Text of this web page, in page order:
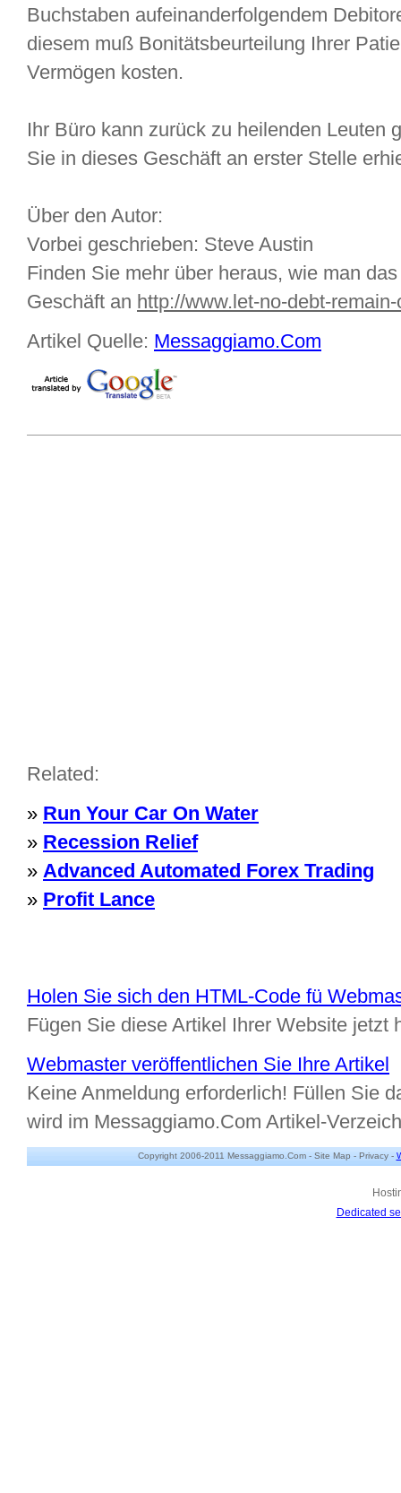
Buchstaben aufeinanderfolgendem
diesem muß Bonitätsbeurteilung Ihrer
Vermögen kosten.
Ihr Büro kann zurück zu heilenden Leuten
Sie in dieses Geschäft an erster Stelle
Über den Autor:
Vorbei geschrieben: Steve Austin
Finden Sie mehr über heraus, wie man
Geschäft an http://www.let-no-debt-
Artikel Quelle: Messaggiamo.Com
Related:
» Run Your Car On Water
» Recession Relief
» Advanced Automated Forex Trading
» Profit Lance
Holen Sie sich den HTML-Code fü
Fügen Sie diese Artikel Ihrer Website jetzt
Webmaster veröffentlichen Sie Ihre Artikel
Keine Anmeldung erforderlich! Füllen Sie
wird im Messaggiamo.Com Artikel-
Copyright 2006-2011 Messaggiamo.Com - Site Map - Privacy-
Dedicated